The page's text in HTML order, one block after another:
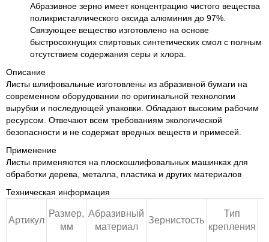
Абразивное зерно имеет концентрацию чистого вещества
поликристаллического оксида алюминия до 97%.
Связующее вещество изготовлено на основе
быстросохнущих спиртовых синтетических смол с полным
отсутствием содержания серы и хлора.
Описание
Листы шлифовальные изготовлены из абразивной бумаги на
современном оборудовании по оригинальной технологии
вырубки и последующей упаковки. Обладают высоким рабочим
ресурсом. Отвечают всем требованиям экологической
безопасности и не содержат вредных веществ и примесей.
Применение
Листы применяются на плоскошлифовальных машинках для
обработки дерева, металла, пластика и других материалов
Техническая информация
Артикул
Размер,
мм
Абразивный
материал
Зернистость
Тип
крепления